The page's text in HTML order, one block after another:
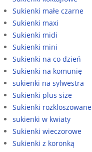
Sukienki małe czarne
Sukienki maxi
Sukienki midi
Sukienki mini
Sukienki na co dzień
Sukienki na komunię
sukienki na sylwestra
Sukienki plus size
Sukienki rozkloszowane
sukienki w kwiaty
Sukienki wieczorowe
Sukienki z koronką